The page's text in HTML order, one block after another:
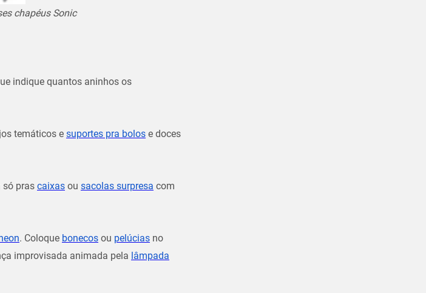
chapéus Sonic
indique quantos aninhos os
temáticos e suportes pra bolos e doces
só pras caixas ou sacolas surpresa com
. Coloque bonecos ou pelúcias no
improvisada animada pela lâmpada